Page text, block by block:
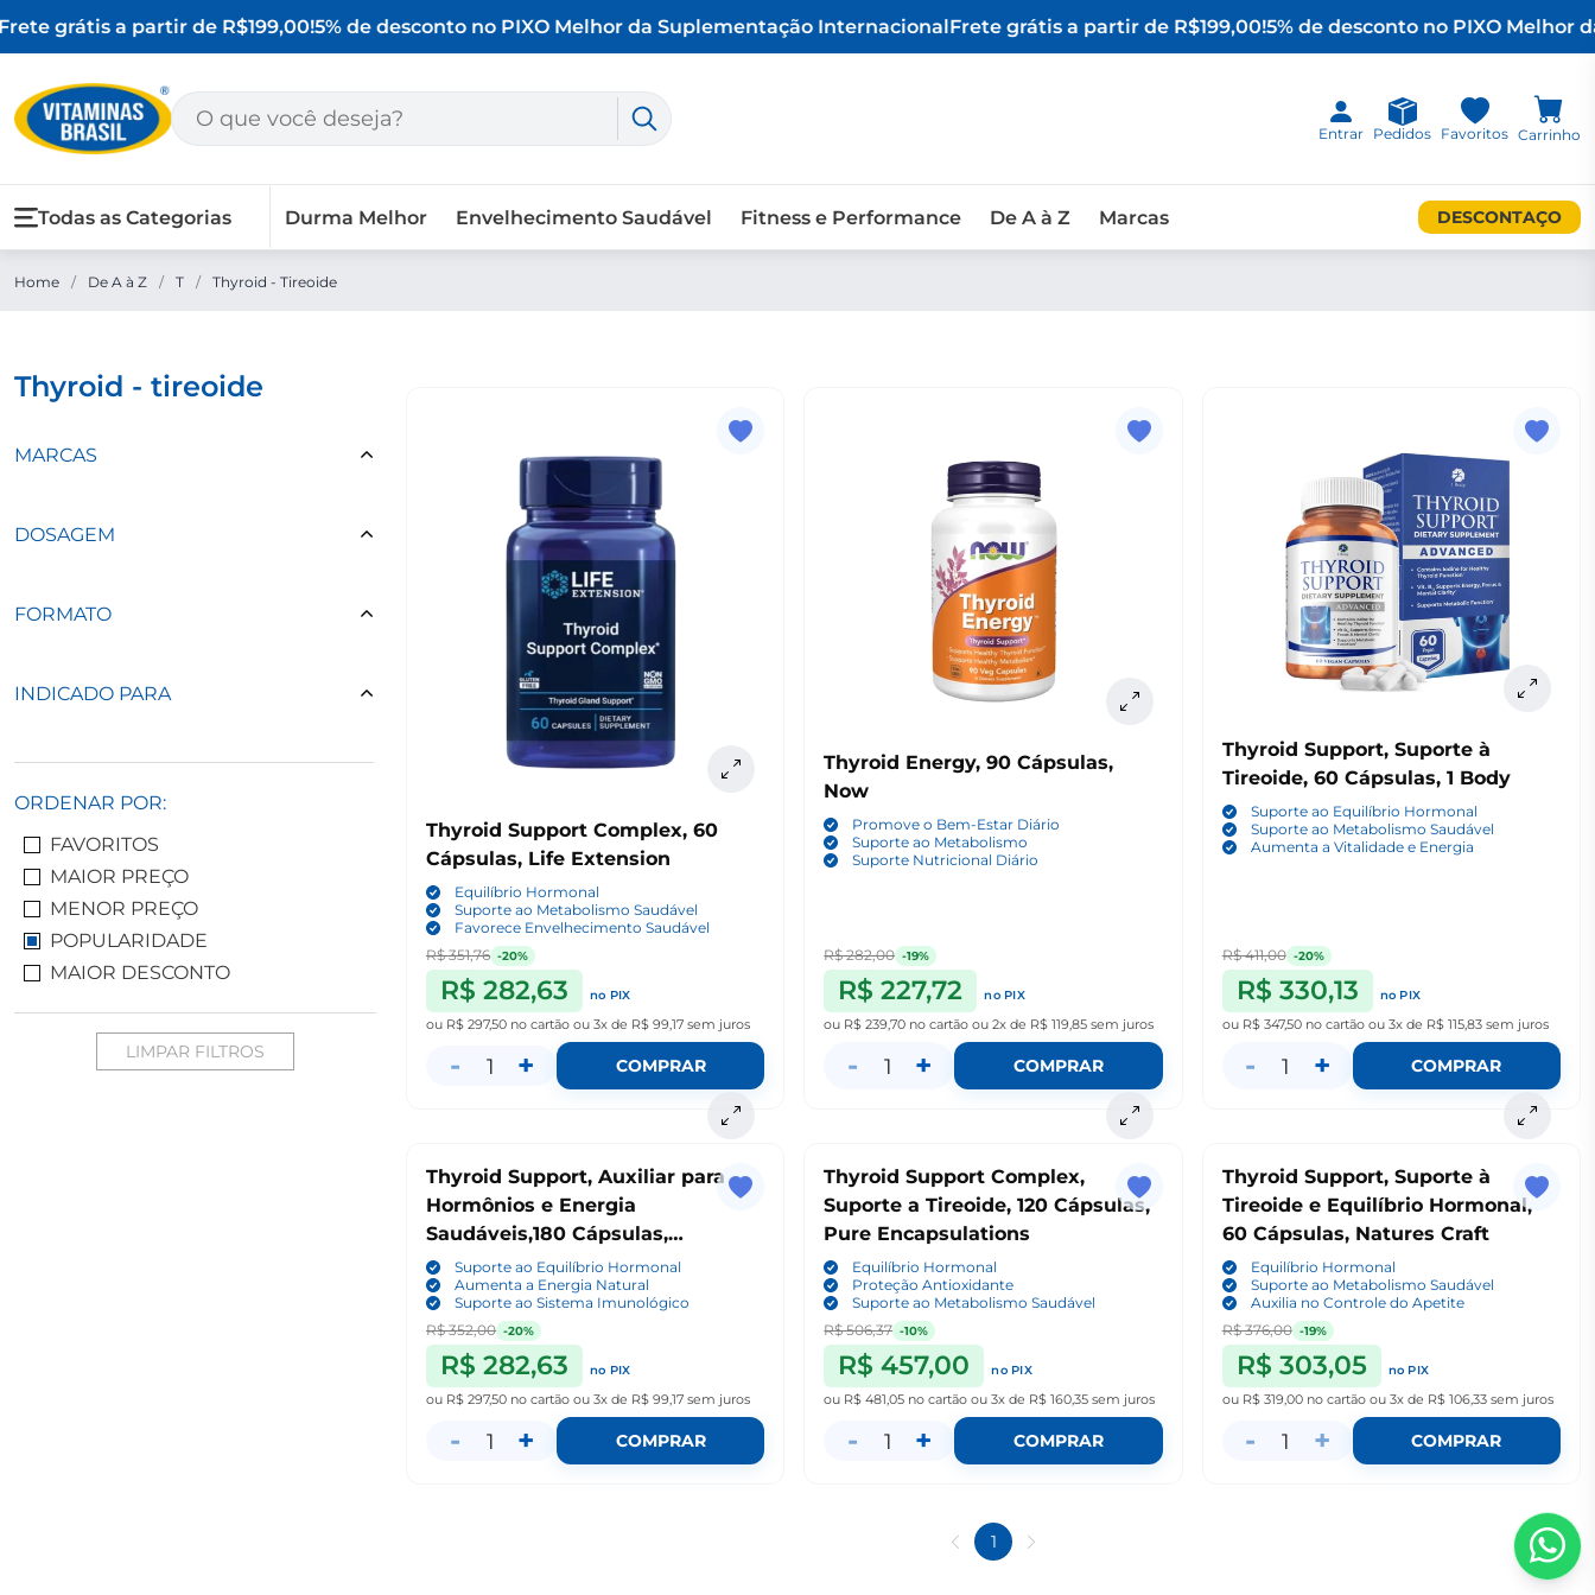
grátis a partir de R$199,00!5% de desconto no PIXO Melhor da Suplementação InternacionalFrete grátis a partir de R$199,00!5% de desconto no PIXO Melhor
Entrar Pedidos Favoritos Carrinho
Todas as Categorias Durma Melhor Envelhecimento Saudável Fitness e Performance De A à Z Marcas DESCONTAÇO
Home / De A à Z / T / Thyroid - Tireoide
thyroid - tireoide
MARCAS
DOSAGEM
FORMATO
INDICADO PARA
ORDENAR POR:
FAVORITOS
MAIOR PREÇO
MENOR PREÇO
POPULARIDADE
MAIOR DESCONTO
LIMPAR FILTROS
Thyroid Support Complex, 60
Cápsulas, Life Extension
Equilíbrio Hormonal
Suporte ao Metabolismo Saudável
Favorece Envelhecimento Saudável
R$ 351,76 -20%
R$ 282,63
no PIX
ou R$ 297,50 no cartão ou 3x de R$ 99,17 sem juros
- 1 + COMPRAR
Thyroid Energy, 90 Cápsulas,
Now
Promove o Bem-Estar Diário
Suporte ao Metabolismo
Suporte Nutricional Diário
R$ 282,00 -19%
R$ 227,72
no PIX
ou R$ 239,70 no cartãoou2x de R$ 119,85 sem juros
- 1 + COMPRAR
Thyroid Support, Suporte à
Tireoide, 60 Cápsulas, 1 Body
Suporte ao Equilíbrio Hormonal
Suporte ao Metabolismo Saudável
Aumenta a Vitalidade e Energia
R$ 411,00 -20%
R$ 330,13
no PIX
ou R$ 347,50 no cartão ou 3x de R$ 115,83sem juros
- 1 + COMPRAR
Thyroid Support, Auxiliar para
Hormônios e Energia
Saudáveis,180 Cápsulas,
aSquared Nutrition
Suporte ao Equilíbrio Hormonal
Aumenta a Energia Natural
Suporte ao Sistema Imunológico
R$ 352,00 -20%
R$ 282,63
no PIX
ou R$ 297,50 no cartão ou 3x de R$ 99,17 sem juros
- 1 + COMPRAR
Thyroid Support Complex,
Suporte a Tireoide, 120 Cápsulas,
Pure Encapsulations
Equilíbrio Hormonal
Proteção Antioxidante
Suporte ao Metabolismo Saudável
R$ 506,37 -10%
R$ 457,00
no PIX
ou R$ 481,05 no cartãoou3x de R$ 160,35 sem juros
- 1 + COMPRAR
Thyroid Support, Suporte à
Tireoide e Equilíbrio Hormonal,
60 Cápsulas, Natures Craft
Equilíbrio Hormonal
Suporte ao Metabolismo Saudável
Auxilia no Controle do Apetite
R$ 376,00 -19%
R$ 303,05
no PIX
ou R$ 319,00 no cartão ou 3x de R$ 106,33sem juros
- 1 + COMPRAR
1